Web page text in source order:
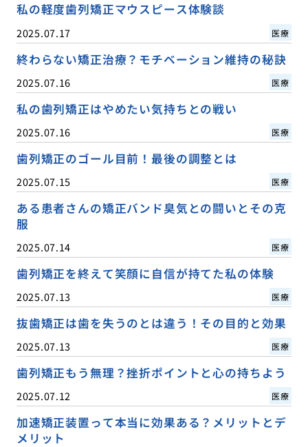
私の軽度歯列矯正マウスピース体験談
2025.07.17 医療
終わらない矯正治療？モチベーション維持の秘訣
2025.07.16 医療
私の歯列矯正はやめたい気持ちとの戦い
2025.07.16 医療
歯列矯正のゴール目前！最後の調整とは
2025.07.15 医療
ある患者さんの矯正バンド臭気との闘いとその克
服
2025.07.14 医療
歯列矯正を終えて笑顔に自信が持てた私の体験
2025.07.13 医療
抜歯矯正は歯を失うのとは違う！その目的と効果
2025.07.13 医療
歯列矯正もう無理？挫折ポイントと心の持ちよう
2025.07.12 医療
加速矯正装置って本当に効果ある？メリットとデ
メリット